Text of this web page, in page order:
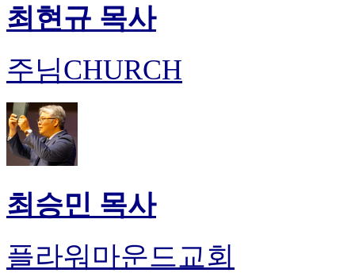
최현규 목사
주님CHURCH
최승민 목사
플라워마운드교회